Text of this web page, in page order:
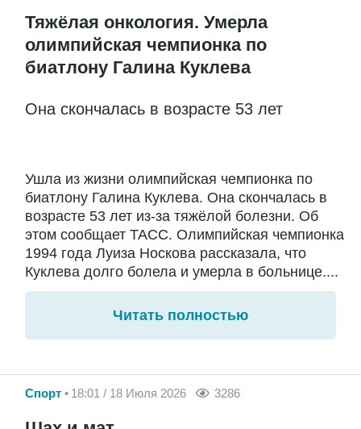
Тяжёлая онкология. Умерла
олимпийская чемпионка по
биатлону Галина Куклева
Она скончалась в возрасте 53 лет
Ушла из жизни олимпийская чемпионка по
биатлону Галина Куклева. Она скончалась в
возрасте 53 лет из-за тяжёлой болезни. Об
этом сообщает ТАСС. Олимпийская чемпионка
1994 года Луиза Носкова рассказала, что
Куклева долго болела и умерла в больнице....
Читать полностью
Спорт 18:01 / 18 Июля 2026 3286